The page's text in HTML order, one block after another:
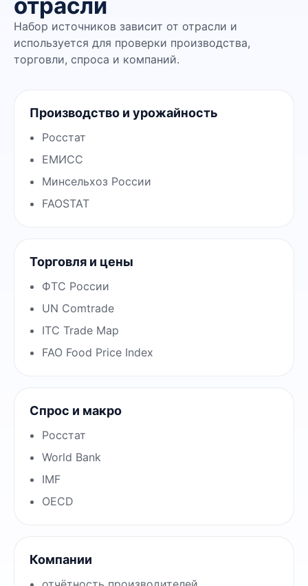
отрасли
Набор источников зависит от отрасли и
используется для проверки производства,
торговли, спроса и компаний.
Производство и урожайность
Росстат
ЕМИСС
Минсельхоз России
FAOSTAT
Торговля и цены
ФТС России
UN Comtrade
ITC Trade Map
FAO Food Price Index
Спрос и макро
Росстат
World Bank
IMF
OECD
Компании